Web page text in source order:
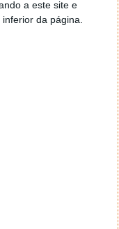
a este site e
da página.
com móveis